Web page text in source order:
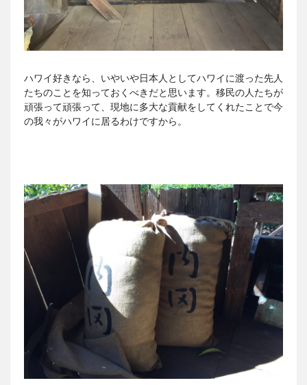
ハワイ好きなら、いやいや日本人としてハワイに渡った先人
たちのことを知っておくべきだと思います。移民の人たちが
頑張って頑張って、現地に多大な貢献をしてくれたことで今
の我々がハワイに居るわけですから。